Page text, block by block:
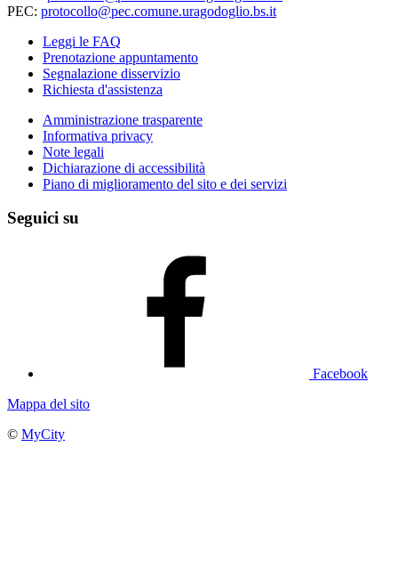
PEC: protocollo@pec.comune.uragodoglio.bs.it
Leggi le FAQ
Prenotazione appuntamento
Segnalazione disservizio
Richiesta d'assistenza
Amministrazione trasparente
Informativa privacy
Note legali
Dichiarazione di accessibilità
Piano di miglioramento del sito e dei servizi
Seguici su
Facebook
Mappa del sito
© MyCity